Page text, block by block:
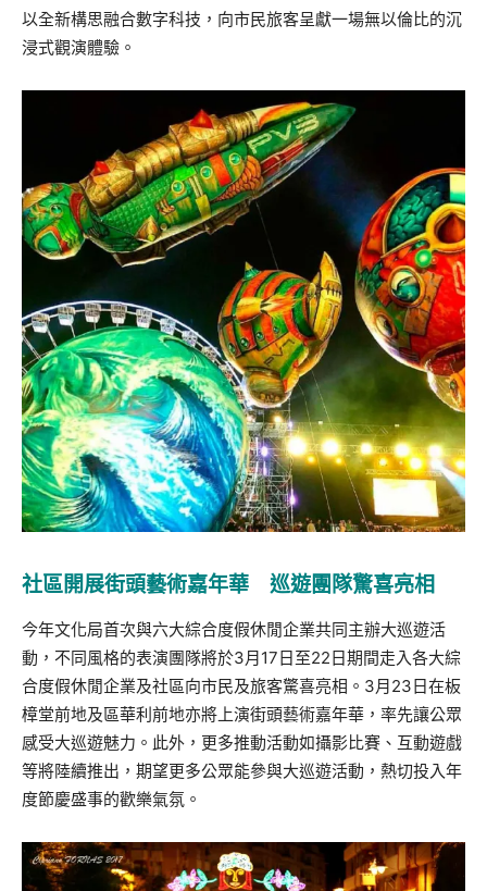
以全新構思融合數字科技，向市民旅客呈獻一場無以倫比的沉
浸式觀演體驗。
社區開展街頭藝術嘉年華 巡遊團隊驚喜亮相
今年文化局首次與六大綜合度假休閒企業共同主辦大巡遊活
動，不同風格的表演團隊將於3月17日至22日期間走入各大綜
合度假休閒企業及社區向市民及旅客驚喜亮相。 3月23日在板
樟堂前地及區華利前地亦將上演街頭藝術嘉年華，率先讓公眾
感受大巡遊魅力。此外，更多推動活動如攝影比賽、互動遊戲
等將陸續推出，期望更多公眾能參與大巡遊活動，熱切投入年
度節慶盛事的歡樂氣氛。